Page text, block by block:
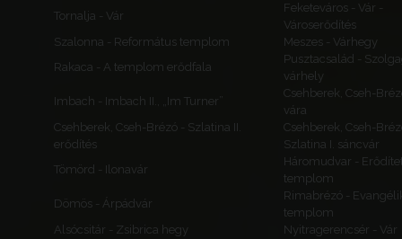
Tornalja - Vár
Feketeváros - Vár -
Városerődítés
Szalonna - Református templom
Meszes - Várhegy
Rakaca - A templom erődfala
Pusztacsalád -
várhely
Imbach - Imbach II., „Im Turner”
Csehberek, Cseh-
vára
Csehberek, Cseh-Brézó - Szlatina II.
erődítés
Csehberek, Cseh-
Szlatina I. sáncvár
Tömörd - Ilonavár
Háromudvar -
templom
Dömös - Árpádvár
Rimabrézó -
templom
Alsócsitár - Zsibrica hegy
Nyitragerencsér - Vár